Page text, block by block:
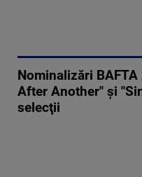
Nominalizări
After Another" şi
selecţii